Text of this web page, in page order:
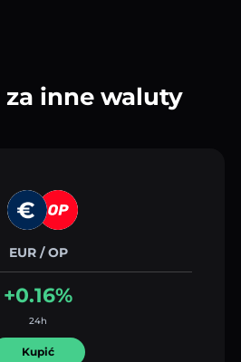
za inne waluty
EUR / OP
+0.16%
24h
Kupić